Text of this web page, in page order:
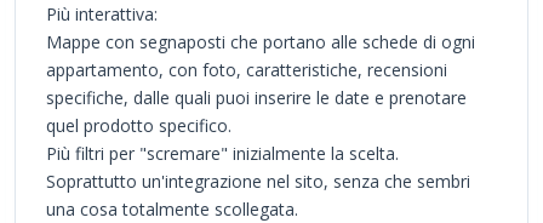
Più interattiva:
Mappe con segnaposti che portano alle schede di ogni
appartamento, con foto, caratteristiche, recensioni
specifiche, dalle quali puoi inserire le date e prenotare
quel prodotto specifico.
Più filtri per "scremare" inizialmente la scelta.
Soprattutto un'integrazione nel sito, senza che sembri
una cosa totalmente scollegata.